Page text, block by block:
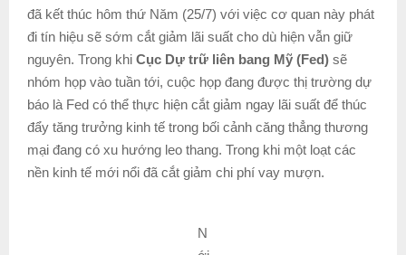
đã kết thúc hôm thứ Năm (25/7) với việc cơ quan này phát
đi tín hiệu sẽ sớm cắt giảm lãi suất cho dù hiện vẫn giữ
nguyên. Trong khi Cục Dự trữ liên bang Mỹ (Fed) sẽ
nhóm họp vào tuần tới, cuộc họp đang được thị trường dự
báo là Fed có thể thực hiện cắt giảm ngay lãi suất để thúc
đẩy tăng trưởng kinh tế trong bối cảnh căng thẳng thương
mại đang có xu hướng leo thang. Trong khi một loạt các
nền kinh tế mới nổi đã cắt giảm chi phí vay mượn.
N